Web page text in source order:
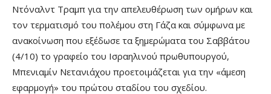
Ντόναλντ Τραμπ για την απελευθέρωση των ομήρων και
τον τερματισμό του πολέμου στη Γάζα και σύμφωνα με
ανακοίνωση που εξέδωσε τα ξημερώματα του Σαββάτου
(4/10) το γραφείο του Ισραηλινού πρωθυπουργού,
Μπενιαμίν Νετανιάχου προετοιμάζεται για την «άμεση
εφαρμογή» του πρώτου σταδίου του σχεδίου.